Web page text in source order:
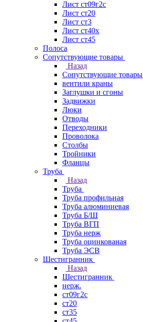
Лист ст09г2с
Лист ст20
Лист ст3
Лист ст40х
Лист ст45
Полоса
Сопутствующие товары
Назад
Сопутствующие товары
вентили краны
Заглушки и сгоны
Задвижки
Люки
Отводы
Переходники
Проволока
Столбы
Тройники
Фланцы
Труба
Назад
Труба
Труба профильная
Труба алюминиевая
Труба Б/Ш
Труба ВГП
Труба нерж
Труба оцинкованая
Труба ЭСВ
Шестигранник
Назад
Шестигранник
нерж.
ст09г2с
ст20
ст35